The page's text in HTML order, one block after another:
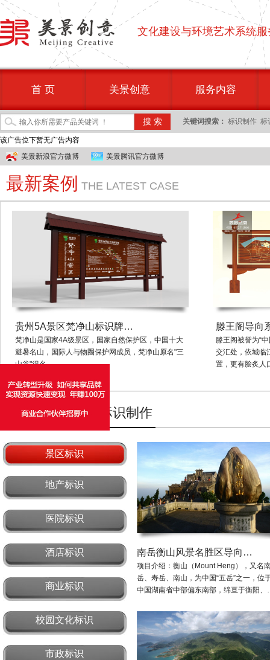
文化建设与环境艺术系统服
首 页 美景创意 服务内容
关键词搜索： 标识制作 标
该广告位下暂无广告内容
美景新浪官方微博
美景腾讯官方微博
最新案例 THE LATEST CASE
贵州5A景区梵净山标识牌…
梵净山是国家4A级景区，国家自然保护区，中国十大
避暑名山，国际人与物圈保护网成员，梵净山原名"三
山谷"得名…
滕王阁导向
滕王阁被誉为“
交汇处，依城临
置，更有脍炙
标识设计 标识制作
景区标识
地产标识
医院标识
酒店标识
商业标识
校园文化标识
市政标识
南岳衡山风景名胜区导向…
项目介绍：衡山（Mount Heng），又名
岳、寿岳、南山，为中国“五岳”之一，位
中国湖南省中部偏东南部，绵亘于衡阳